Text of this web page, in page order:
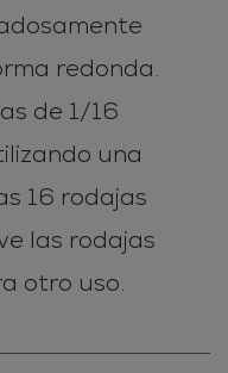
redonda.
de 1/16
una
16 rodajas
las rodajas
otro uso.